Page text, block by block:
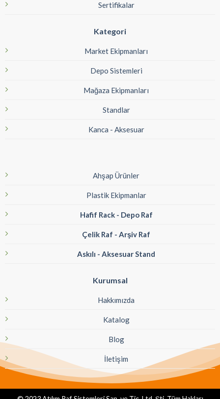
Sertifikalar
Kategori
Market Ekipmanları
Depo Sistemleri
Mağaza Ekipmanları
Standlar
Kanca - Aksesuar
Ahşap Ürünler
Plastik Ekipmanlar
Hafif Rack - Depo Raf
Çelik Raf - Arşiv Raf
Askılı - Aksesuar Stand
Kurumsal
Hakkımızda
Katalog
Blog
İletişim